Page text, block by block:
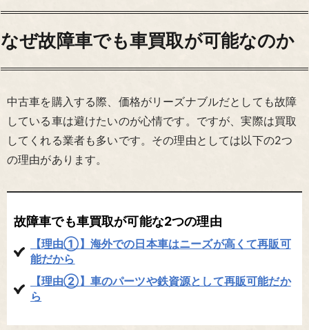
なぜ故障車でも車買取が可能なのか
中古車を購入する際、価格がリーズナブルだとしても故障
している車は避けたいのが心情です。ですが、実際は買取
してくれる業者も多いです。その理由としては以下の2つ
の理由があります。
故障車でも車買取が可能な2つの理由
【理由①】海外での日本車はニーズが高くて再販可
能だから
【理由②】車のパーツや鉄資源として再販可能だか
ら